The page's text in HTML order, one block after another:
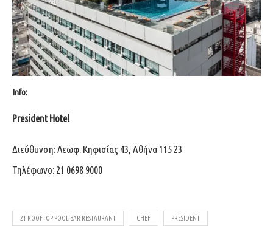
Info:
President Hotel
Διεύθυνση: Λεωφ. Κηφισίας 43, Αθήνα 115 23
Τηλέφωνο: 21 0698 9000
21 ROOFTOP POOL BAR RESTAURANT CHEF PRESIDENT